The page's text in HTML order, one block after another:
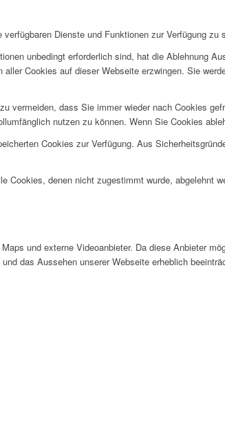
Dienste und Funktionen zur Verfügung zu
unbedingt erforderlich sind, hat die Ablehnung
Cookies auf dieser Webseite erzwingen. Sie
vermeiden, dass Sie immer wieder nach Cookies
nutzen zu können. Wenn Sie Cookies
Cookies zur Verfügung. Aus
Cookies, denen nicht zugestimmt wurde,
und externe Videoanbieter. Da diese Anbieter
das Aussehen unserer Webseite erheblich